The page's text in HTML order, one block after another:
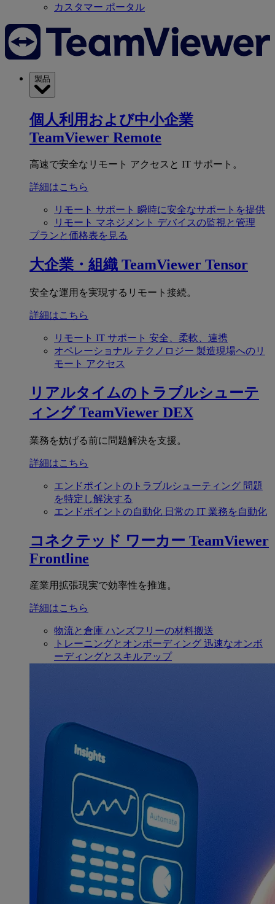
カスタマー ポータル
製品
個人利用および中小企業
TeamViewer Remote
高速で安全なリモート アクセスと IT サポート。
詳細はこちら
リモート サポート 瞬時に安全なサポートを提供
リモート マネジメント デバイスの監視と管理
プランと価格表を見る
大企業・組織 TeamViewer Tensor
安全な運用を実現するリモート接続。
詳細はこちら
リモート IT サポート 安全、柔軟、連携
オペレーショナル テクノロジー 製造現場へのリ
モート アクセス
リアルタイムのトラブルシューテ
ィング TeamViewer DEX
業務を妨げる前に問題解決を支援。
詳細はこちら
エンドポイントのトラブルシューティング 問題
を特定し解決する
エンドポイントの自動化 日常の IT 業務を自動化
コネクテッド ワーカー TeamViewer
Frontline
産業用拡張現実で効率性を推進。
詳細はこちら
物流と倉庫 ハンズフリーの材料搬送
トレーニングとオンボーディング 迅速なオンボ
ーディングとスキルアップ